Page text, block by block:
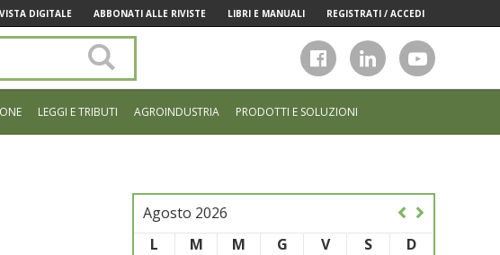
DIGITALE ABBONATI ALLE RIVISTE LIBRI E MANUALI REGISTRATI / ACCEDI
sito
LEGGI E TRIBUTI AGROINDUSTRIA PRODOTTI E SOLUZIONI
Agosto 2026
L
M M G V S
D